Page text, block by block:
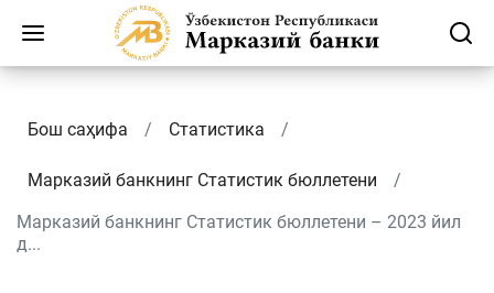
Бош саҳифа Статистика
Марказий банкнинг Cтатистик бюллетени
Марказий банкнинг Статистик бюллетени – 2023 йил
д...